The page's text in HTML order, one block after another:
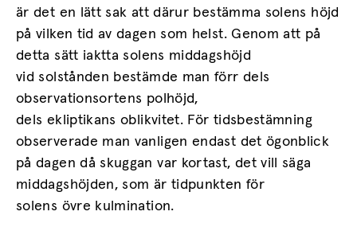
är det en lätt sak att därur bestämma solens höjd
på vilken tid av dagen som helst. Genom att på
detta sätt iaktta solens middagshöjd
vid solstånden bestämde man förr dels
observationsortens polhöjd,
dels ekliptikans oblikvitet. För tidsbestämning
observerade man vanligen endast det ögonblick
på dagen då skuggan var kortast, det vill säga
middagshöjden, som är tidpunkten för
solens övre kulmination.